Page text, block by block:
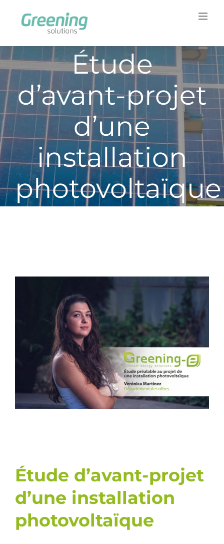
content
Étude
d’avant-projet
d’une
installation
photovoltaïque
Étude d’avant-projet
d’une installation
photovoltaïque